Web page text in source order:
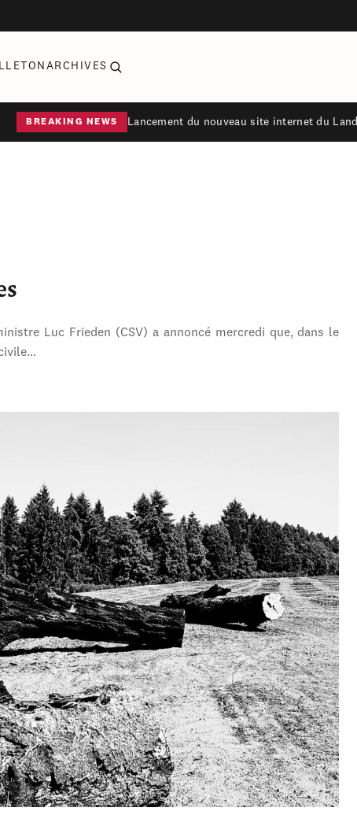
ARCHIVES
BREAKING NEWS Lancement du nouveau site internet du Land
Luc Frieden (CSV) a annoncé mercredi que, dans le